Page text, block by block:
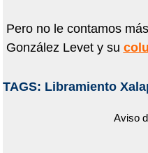
Pero no le contamos
González Levet y su
TAGS: Libramiento
Aviso